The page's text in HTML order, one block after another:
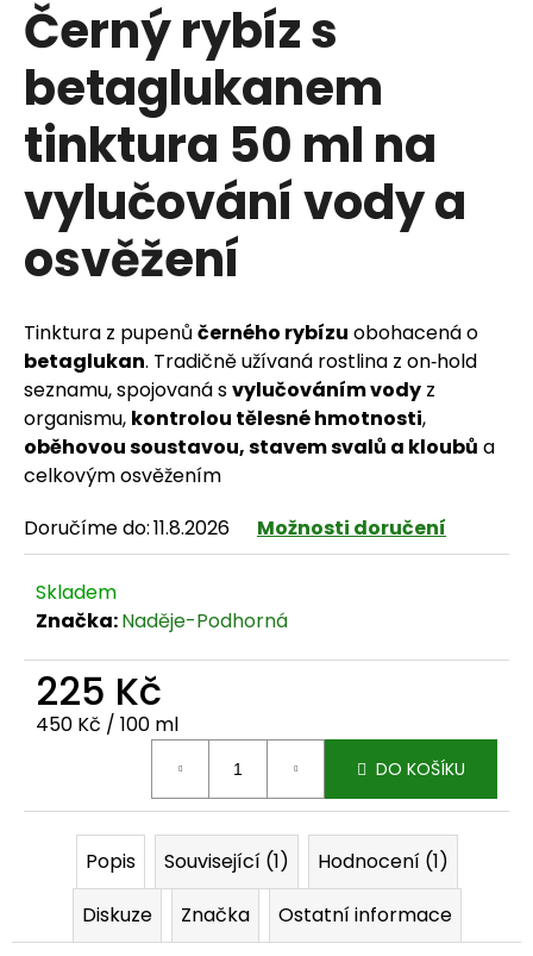
Černý rybíz s
betaglukanem
tinktura 50 ml na
vylučování vody a
osvěžení
Tinktura z pupenů černého rybízu obohacená o
betaglukan. Tradičně užívaná rostlina z on‑hold
seznamu, spojovaná svylučováním vody z
organismu, kontrolou tělesné hmotnosti,
oběhovou soustavou, stavem svalů a kloubů a
celkovým osvěžením
Doručíme do:11.8.2026 Možnosti doručení
Skladem
Značka:Naděje-Podhorná
225 Kč
Měrná cena:
450 Kč / 100 ml
DO KOŠÍKU
Popis Související (1)
Hodnocení (1)
Diskuze
Značka Ostatní informace
HLEDAT
D
o
p
o
r
u
č
u
j
e
m
e